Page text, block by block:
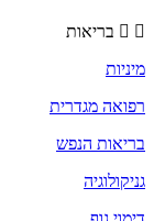
בריאות
מיניות
רפואה מגדרית
בריאות הנפש
גניקולוגיה